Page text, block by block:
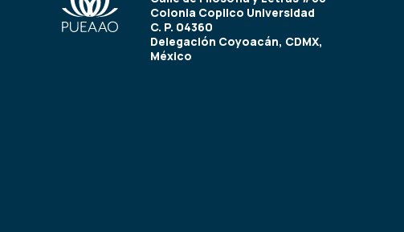
Colonia Copilco Universidad
C. P. 04360
Delegación Coyoacán, CDMX,
México